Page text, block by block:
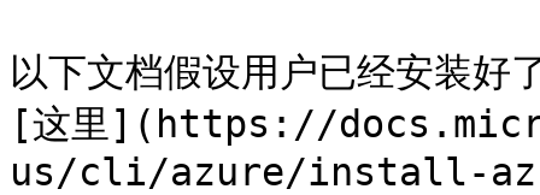
以下文档假设用户已经安装
[这里](https://
us/cli/azure/install-